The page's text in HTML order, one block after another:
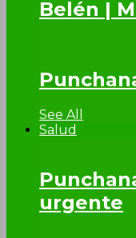
Belén |
See All
Salud
urgente